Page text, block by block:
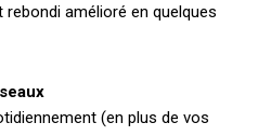
amélioré en quelques
(en plus de vos